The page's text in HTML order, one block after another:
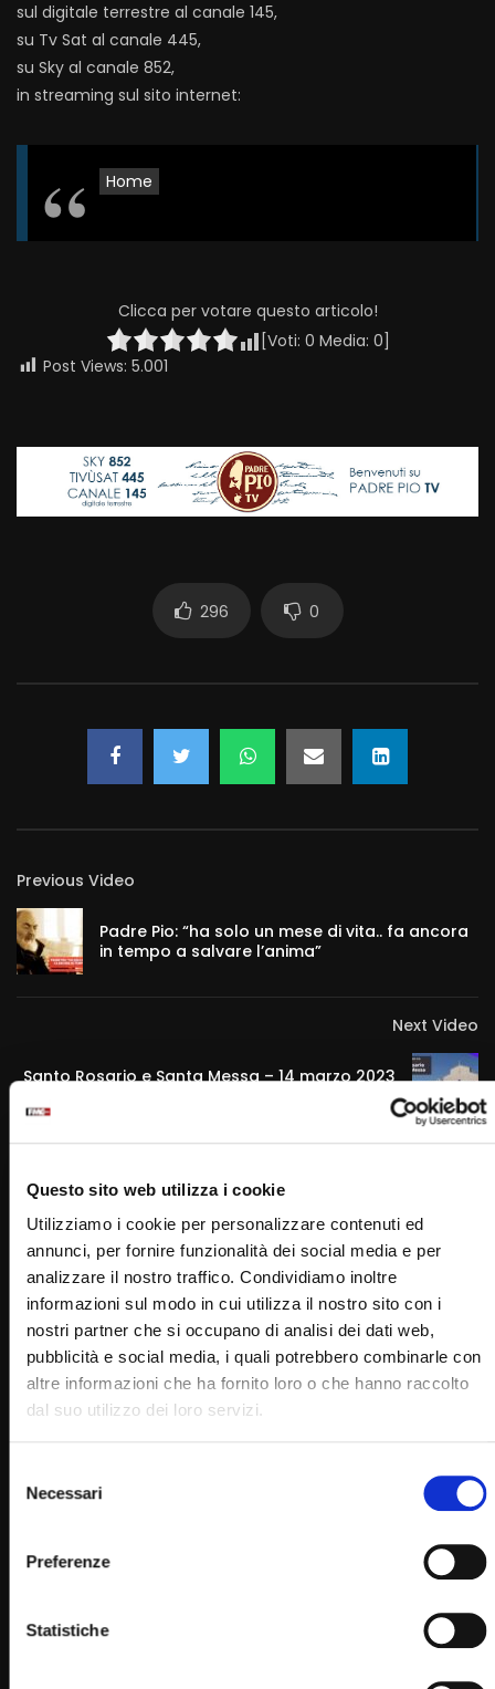
Questo sito web utilizza i cookie
Utilizziamo i cookie per personalizzare contenuti ed
annunci, per fornire funzionalità dei social media e per
analizzare il nostro traffico. Condividiamo inoltre
informazioni sul modo in cui utilizza il nostro sito con i
nostri partner che si occupano di analisi dei dati web,
pubblicità e social media, i quali potrebbero combinarle con
altre informazioni che ha fornito loro o che hanno raccolto
dal suo utilizzo dei loro servizi.
delNecessari
Preferenze
Statistiche
sul digitale terrestre al canale 145,
su Tv Sat al canale 445,
su Sky al canale 852,
in streaming sul sito internet:
Home
Clicca per votare questo articolo!
[Voti: 0 Media: 0]
Post Views: 5.001
296 0
Previous Video
Padre Pio: “ha solo un mese di vita.. fa ancora
in tempo a salvare l’anima”
Next Video
Santo Rosario e Santa Messa – 14 marzo 2023
(padre Gregorio Di Lauro )
RELATED VIDEOS
29:26